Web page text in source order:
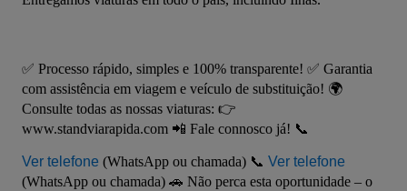
✅ Processo rápido, simples e 100% transparente! ✅ Garantia
com assistência em viagem e veículo de substituição! 🌍
Consulte todas as nossas viaturas: 👉
www.standviarapida.com 📲 Fale connosco já! 📞
Ver telefone (WhatsApp ou chamada) 📞 Ver telefone
(WhatsApp ou chamada) 🚗 Não perca esta oportunidade – o